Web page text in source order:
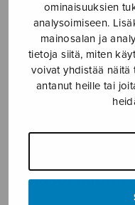
ominaisuuksien
analysoimiseen.
mainosalan ja
tietoja siitä, miten
voivat yhdistää
antanut heille tai
SOITINKOULUT
SOITINMUSIIKKI
YKSINLAULU
YLEINEN
Sulasol